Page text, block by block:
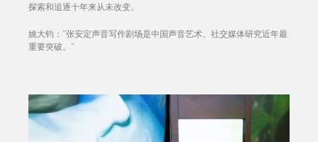
探索和追逐十年来从未改变。
姚大钧：“张安定声音写作剧场是中国声音艺术、社交媒体研究近年最
重要突破。”